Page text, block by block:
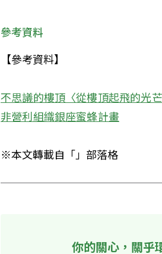
參考資料
【參考資料】
不思議的樓頂〈從樓頂起飛的光芒
非營利組織銀座蜜蜂計畫
※本文轉載自「」部落格
你的關心，關乎